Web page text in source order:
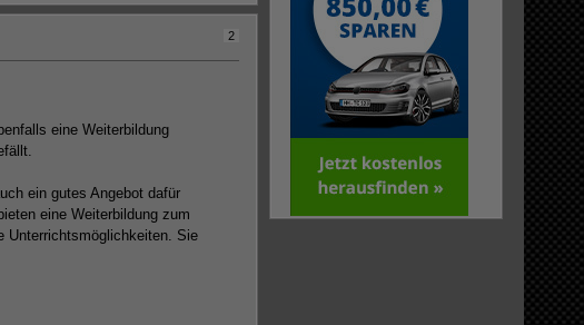
2
eine Weiterbildung
ein gutes Angebot dafür
eine Weiterbildung zum
Unterrichtsmöglichkeiten. Sie